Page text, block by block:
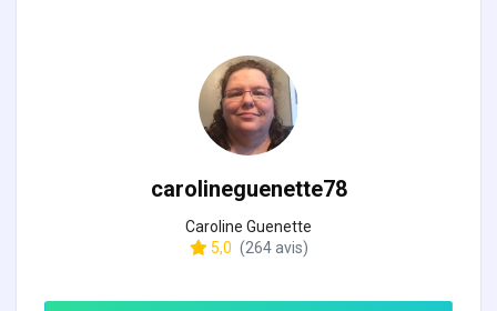
carolineguenette78
Caroline Guenette
5,0 (264 avis)